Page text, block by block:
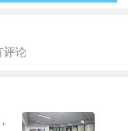
评论